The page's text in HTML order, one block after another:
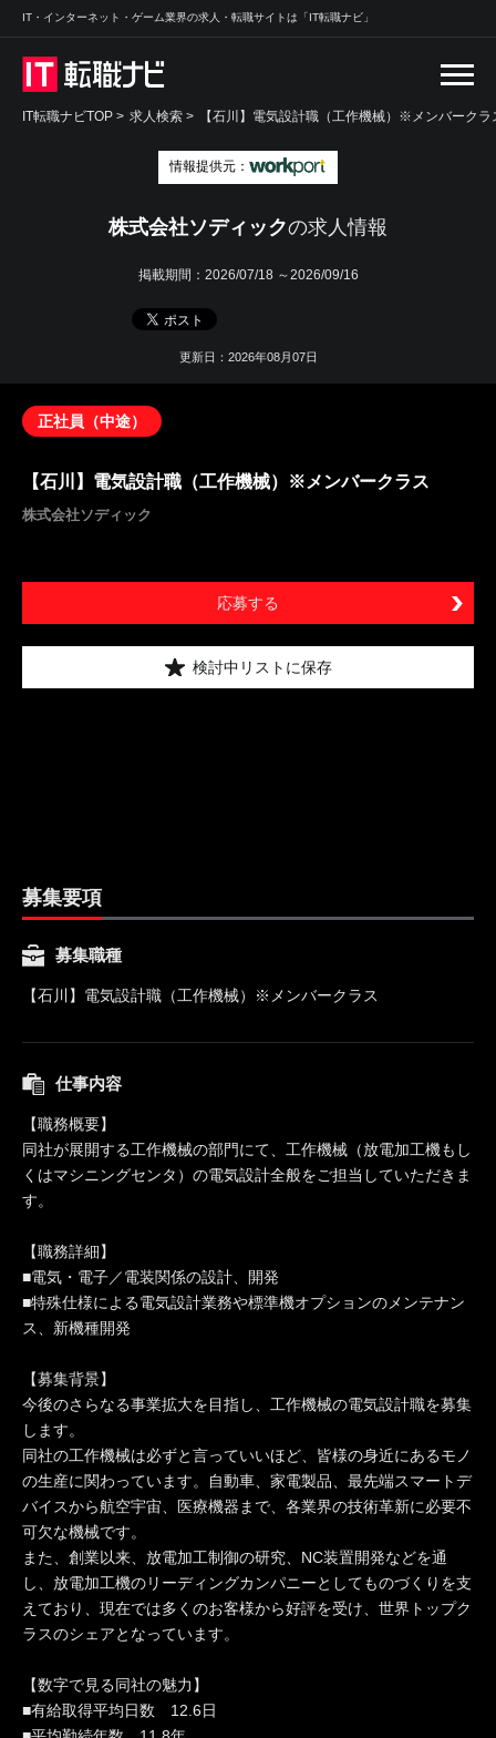
IT・インターネット・ゲーム業界の求人・転職サイトは「IT転職ナビ」
IT転職ナビTOP > 求人検索 > 【石川】電気設計職（工作機械）※メンバークラ
情報提供元：
株式会社ソディックの求人情報
掲載期間： 2026/07/18 ～2026/09/16
更新日：2026年08月07日
正社員（中途）
【石川】電気設計職（工作機械）※メンバークラス
株式会社ソディック
応募する
検討中リストに保存
募集要項
募集職種
【石川】電気設計職（工作機械）※メンバークラス
仕事内容
【職務概要】
同社が展開する工作機械の部門にて、工作機械（放電加工機もし
くはマシニングセンタ）の電気設計全般をご担当していただきま
す。
【職務詳細】
■電気・電子／電装関係の設計、開発
■特殊仕様による電気設計業務や標準機オプションのメンテナン
ス、新機種開発
【募集背景】
今後のさらなる事業拡大を目指し、工作機械の電気設計職を募集
します。
同社の工作機械は必ずと言っていいほど、皆様の身近にあるモノ
の生産に関わっています。自動車、家電製品、最先端スマートデ
バイスから航空宇宙、医療機器まで、各業界の技術革新に必要不
可欠な機械です。
また、創業以来、放電加工制御の研究、NC装置開発などを通
し、放電加工機のリーディングカンパニーとしてものづくりを支
えており、現在では多くのお客様から好評を受け、世界トップク
ラスのシェアとなっています。
【数字で見る同社の魅力】
■有給取得平均日数 12.6日